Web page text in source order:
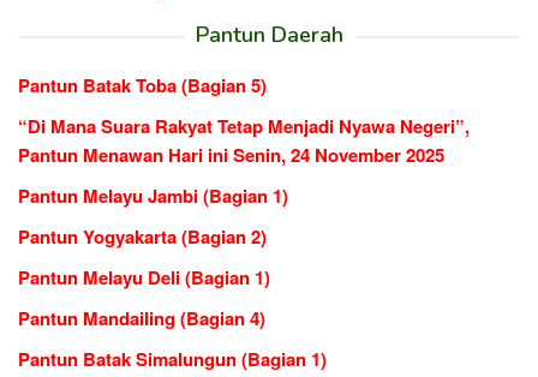
Pantun Daerah
Pantun Batak Toba (Bagian 5)
“Di Mana Suara Rakyat Tetap Menjadi Nyawa Negeri”,
Pantun Menawan Hari ini Senin, 24 November 2025
Pantun Melayu Jambi (Bagian 1)
Pantun Yogyakarta (Bagian 2)
Pantun Melayu Deli (Bagian 1)
Pantun Mandailing (Bagian 4)
Pantun Batak Simalungun (Bagian 1)